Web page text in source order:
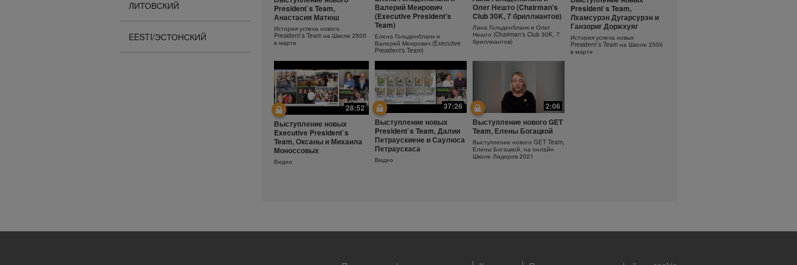
ЛИТОВСКИЙ
EESTI/ЭСТОНСКИЙ
Защита от солнца.
Важность SPF-фактора
Защищающий крем с SPF30
Herbalife SKIN
Ежедневный
увлажняющий крем
Узнайте больше об уходе за
кожей!
Как поддерживать
молодость кожи?
Антивозрастная сыворотка
Herbalife SKIN
Основы очищения кожи
Узнайте больше об уходе за
кожей!
President`s Team,
Анастасия Матюш
История успеха нового
President`s Team на Школе 2500
в марте
Валерий Меирович
(Executive President's
Team)
Елена Гольденбланк и
Валерий Меирович (Executive
President's Team)
Олег Нешто (Chairman's
Club 30K, 7 бриллиантов)
Лана Гольденбланк и Олег
Нешто (Chairman's Club 30K, 7
бриллиантов)
President`s Team,
Лхамсурэн Дугарсурэн и
Ганзориг Доржхуяг
История успеха новых
President`s Team на Школе 2500
в марте
28:52
Выступление новых
Executive President`s
Team, Оксаны и Михаила
Моноссовых
Видео
37:26
Выступление новых
President`s Team, Далии
Петраускиене и Саулюса
Петраускаса
Видео
2:06
Выступление нового GET
Team, Елены Богацкой
Выступление нового GET Team,
Елены Богацкой, на онлайн
Школе Лидеров 2021